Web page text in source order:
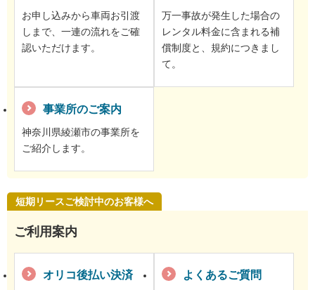
お申し込みから車両お引渡
しまで、一連の流れをご確
認いただけます。
万一事故が発生した場合の
レンタル料金に含まれる補
償制度と、規約につきまし
て。
事業所のご案内
神奈川県綾瀬市の事業所を
ご紹介します。
短期リースご検討中のお客様へ
ご利用案内
オリコ後払い決済 よくあるご質問